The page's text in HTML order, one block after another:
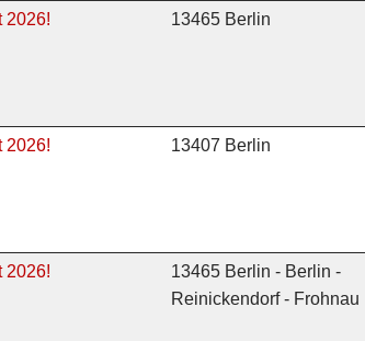
2026! 13465 Berlin
2026! 13407 Berlin
2026!
13465 Berlin - Berlin -
Reinickendorf - Frohnau